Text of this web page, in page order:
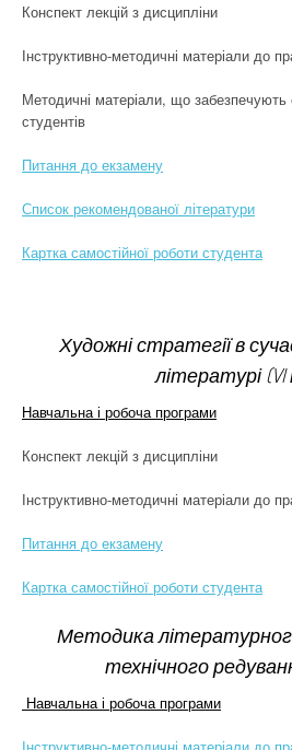
Конспект лекцій з дисципліни
Інструктивно-методичні матеріали до
Методичні матеріали, що забезпечують
студентів
Питання до екзамену
Список рекомендованої літератури
Картка самостійної роботи студента
Художні стратегії в
літературі (VI
Навчальна і робоча програми
Конспект лекцій з дисципліни
Інструктивно-методичні матеріали до
Питання до екзамену
Картка самостійної роботи студента
Методика
технічного
Навчальна і робоча програми